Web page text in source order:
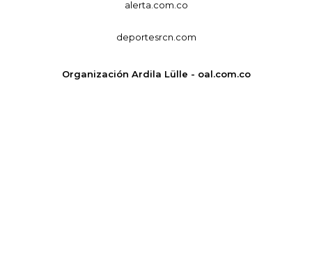
alerta.com.co
deportesrcn.com
Organización Ardila Lülle - oal.com.co